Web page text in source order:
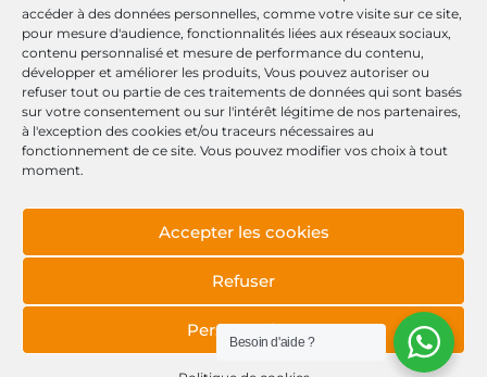
accéder à des données personnelles, comme votre visite sur ce site,
pour mesure d'audience, fonctionnalités liées aux réseaux sociaux,
contenu personnalisé et mesure de performance du contenu,
développer et améliorer les produits, Vous pouvez autoriser ou
refuser tout ou partie de ces traitements de données qui sont basés
sur votre consentement ou sur l'intérêt légitime de nos partenaires,
à l'exception des cookies et/ou traceurs nécessaires au
fonctionnement de ce site. Vous pouvez modifier vos choix à tout
moment.
Accepter les cookies
Refuser
Personnaliser
contact@atelierd.fr
SUIVEZ-NOUS
Conditions générales de vente
Site réalisé par Lézards
Besoin d'aide ?